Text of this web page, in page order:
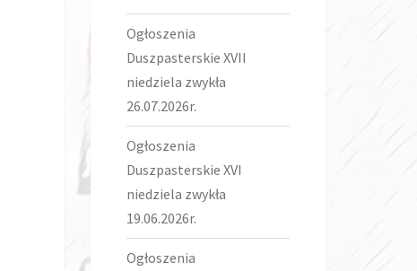
Ogłoszenia
Duszpasterskie XVII
niedziela zwykła
26.07.2026r.
Ogłoszenia
Duszpasterskie XVI
niedziela zwykła
19.06.2026r.
Ogłoszenia